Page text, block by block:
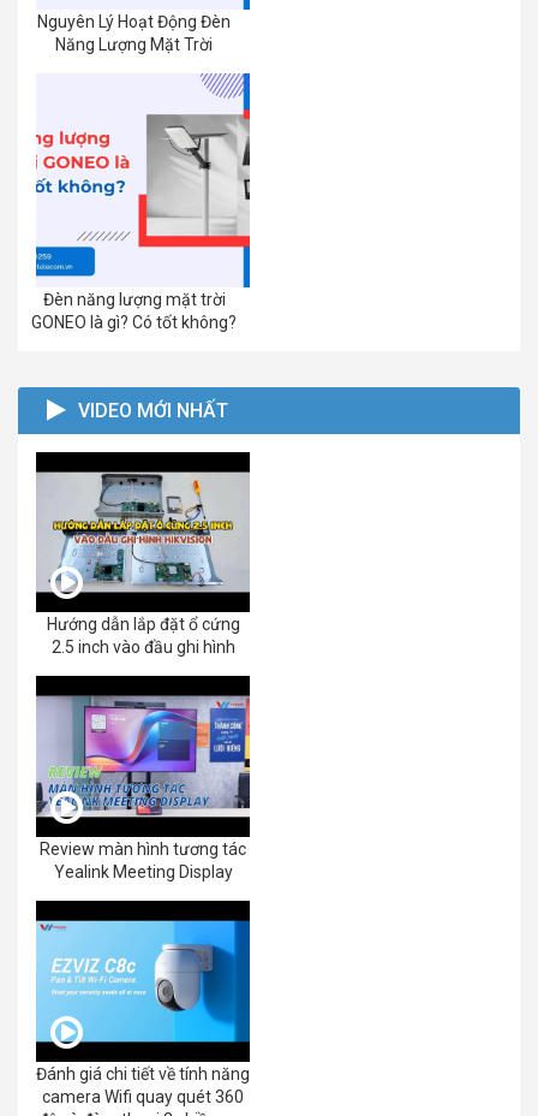
Nguyên Lý Hoạt Động Đèn
Năng Lượng Mặt Trời
Đèn năng lượng mặt trời
GONEO là gì? Có tốt không?
VIDEO MỚI NHẤT
Hướng dẫn lắp đặt ổ cứng
2.5 inch vào đầu ghi hình
Review màn hình tương tác
Yealink Meeting Display
Đánh giá chi tiết về tính năng
camera Wifi quay quét 360